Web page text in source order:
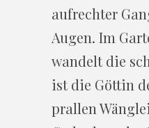
aufrechter
Augen. Im
wandelt die
ist die Göttin
prallen